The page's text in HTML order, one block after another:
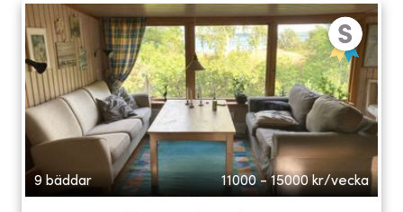
9 bäddar 11000 - 15000 kr/vecka